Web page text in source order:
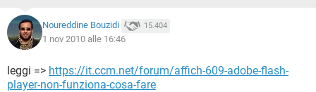
Noureddine Bouzidi 15.404
1 nov 2010 alle 16:46
leggi => https://it.ccm.net/forum/affich-609-adobe-flash-
player-non-funziona-cosa-fare